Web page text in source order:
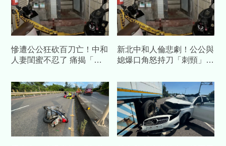
慘遭公公狂砍百刀亡！中和
人妻閨蜜不忍了 痛揭「渣
幕：都是惡魔
新北中和人倫悲劇！公公與
媳爆口角怒持刀「刺頸」